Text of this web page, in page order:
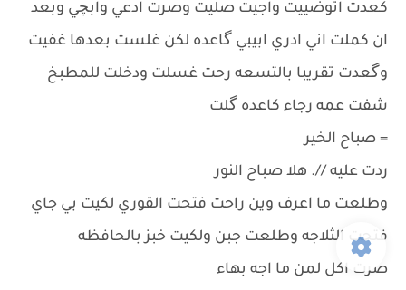
كعدت اتوضييت واجيت صليت وصرت ادعي وابچي وبعد
ان كملت اني ادري ابيبي گاعده لكن غلست بعدها غفيت
وگعدت تقريبا بالتسعه رحت غسلت ودخلت للمطبخ
شفت عمه رجاء كاعده گلت
= صباح الخير
ردت عليه //. هلا صباح النور
وطلعت ما اعرف وين راحت فتحت القوري لكيت بي جاي
فتحت الثلاجه وطلعت جبن ولكيت خبز بالحافظه
صرت اكل لمن ما اجه بهاء